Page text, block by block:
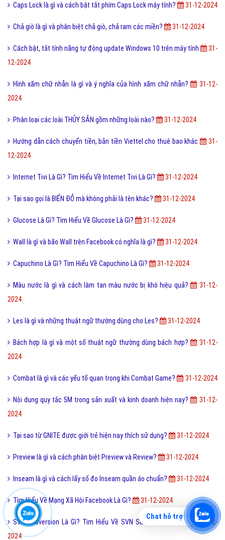
Caps Lock là gì và cách bật tắt phím Caps Lock máy tính? 31-12-2024
Chả giò là gì và phân biệt chả giò, chả ram các miền? 31-12-2024
Cách bật, tắt tính năng tự động update Windows 10 trên máy tính
31-
12-2024
Hình xăm chữ nhẫn là gì và ý nghĩa của hình xăm chữ nhẫn?
31-12-
2024
Phân loại các loài THỦY SẢN gồm những loài nào? 31-12-2024
Hướng dẫn cách chuyển tiền, bắn tiền Viettel cho thuê bao khác
31-
12-2024
Internet Tivi Là Gì? Tìm Hiểu Về Internet Tivi Là Gì? 31-12-2024
Tại sao gọi là BIỂN ĐỎ mà không phải là tên khác? 31-12-2024
Glucose Là Gì? Tìm Hiểu Về Glucose Là Gì? 31-12-2024
Wall là gì và bão Wall trên Facebook có nghĩa là gì? 31-12-2024
Capuchino Là Gì? Tìm Hiểu Về Capuchino Là Gì? 31-12-2024
Màu nước là gì và cách làm tan màu nước bị khô hiệu quả?
31-12-
2024
Les là gì và những thuật ngữ thường dùng cho Les? 31-12-2024
Bách hợp là gì và một số thuật ngữ thường dùng bách hợp?
31-12-
2024
Combat là gì và các yếu tố quan trọng khi Combat Game? 31-12-2024
Nội dung quy tắc 5M trong sản xuất và kinh doanh hiện nay?
31-12-
2024
Tại sao từ GNITE được giới trẻ hiện nay thích sử dụng? 31-12-2024
Preview là gì và cách phân biệt Preview và Review? 31-12-2024
Inseam là gì và cách lấy số đo Inseam quần áo chuẩn? 31-12-2024
Tìm Hiểu Về Mạng Xã Hội Facebook Là Gì? 31-12-2024
SVN Subversion Là Gì? Tìm Hiểu Về SVN Subversion Là Gì?
31-12-
2024
Chat hỗ trợ